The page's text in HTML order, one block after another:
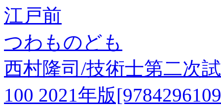
江戸前
つわものども
西村隆司/技術士第二次
100 2021年版